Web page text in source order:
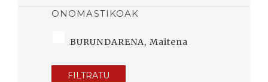
ONOMASTIKOAK
BURUNDARENA, Maitena
FILTRATU